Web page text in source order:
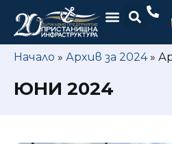
Начало » Архив за 2024»
ЮНИ 2024